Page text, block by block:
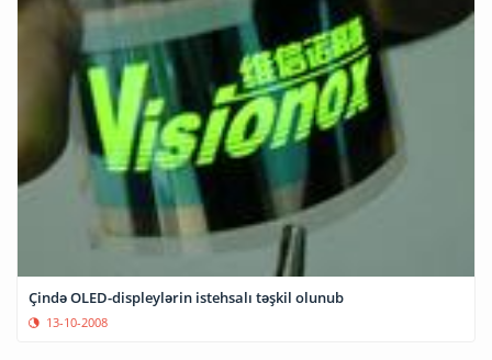
Çində OLED-displeylərin istehsalı təşkil olunub
13-10-2008